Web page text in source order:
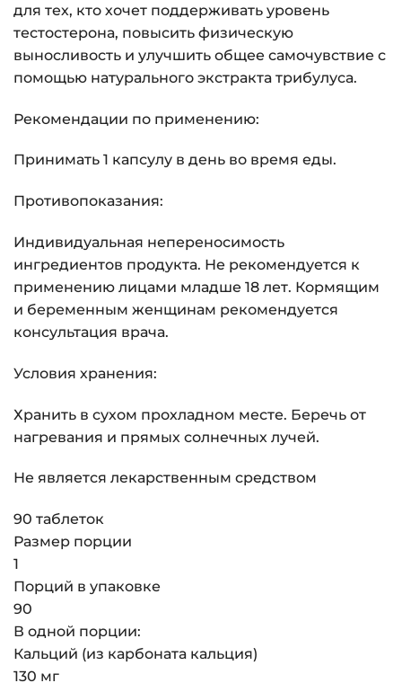
для тех, кто хочет поддерживать уровень
тестостерона, повысить физическую
выносливость и улучшить общее самочувствие с
помощью натурального экстракта трибулуса.
Рекомендации по применению:
Принимать 1 капсулу в день во время еды.
Противопоказания:
Индивидуальная непереносимость
ингредиентов продукта. Не рекомендуется к
применению лицами младше 18 лет. Кормящим
и беременным женщинам рекомендуется
консультация врача.
Условия хранения:
Хранить в сухом прохладном месте. Беречь от
нагревания и прямых солнечных лучей.
Не является лекарственным средством
90 таблеток
Размер порции
1
Порций в упаковке
90
В одной порции:
Кальций (из карбоната кальция)
130 мг